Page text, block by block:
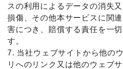
スの利用によるデータの消失
損傷、その他本サービスに関
害につき、賠償する責任を一
す。
7. 当社ウェブサイトから他の
リへのリンク又は他のウェブ